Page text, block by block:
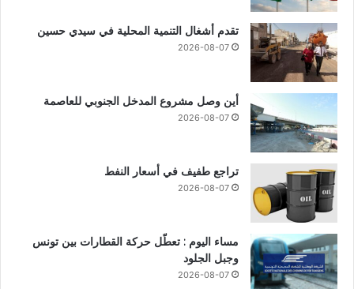
تقدم أشغال التنمية المحلية في سيدي حسين
2026-08-07
أين وصل مشروع المدخل الجنوبي للعاصمة
2026-08-07
تراجع طفيف في أسعار النفط
2026-08-07
مساء اليوم : تعطّل حركة القطارات بين تونس
وجبل الجلود
2026-08-07